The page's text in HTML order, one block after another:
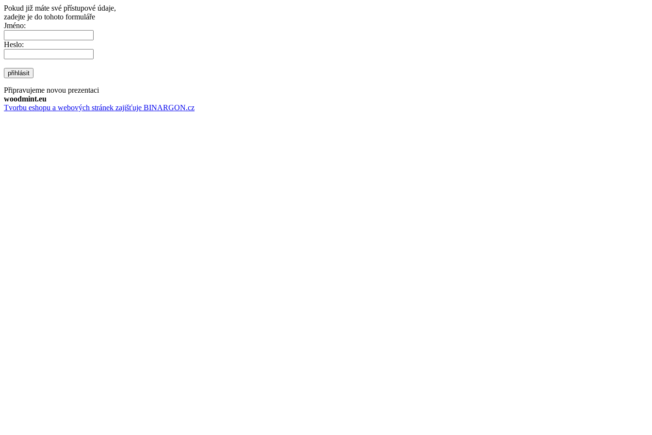
Pokud již máte své přístupové údaje,
zadejte je do tohoto formuláře
Jméno:
Heslo:
přihlásit
Připravujeme novou prezentaci
woodmint.eu
Tvorbu eshopu a webových stránek zajišťuje BINARGON.cz